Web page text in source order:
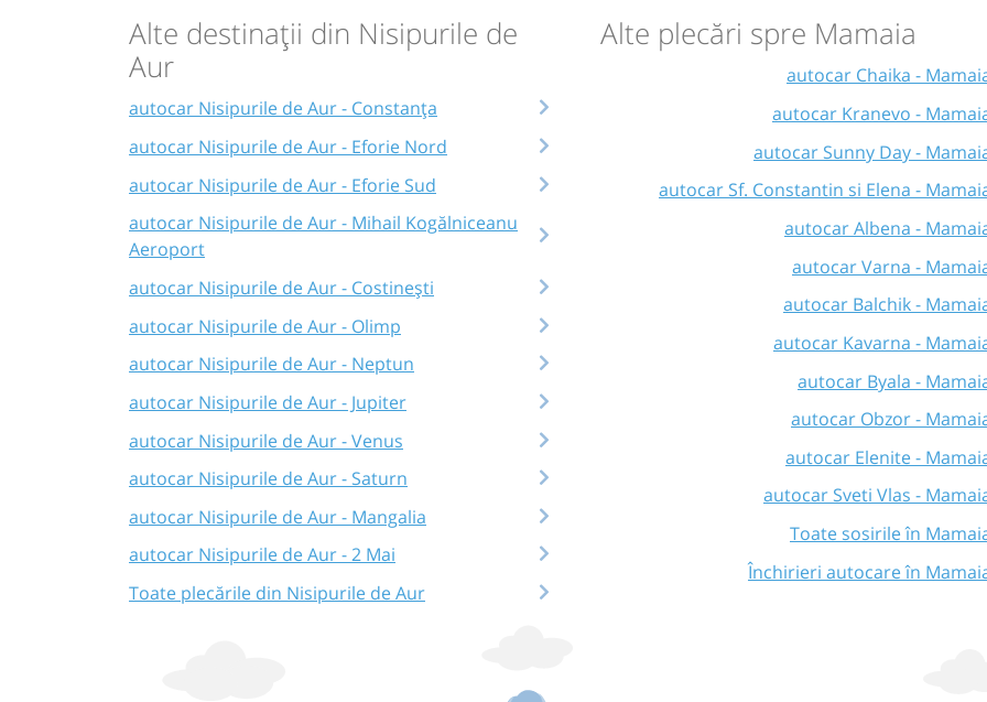
Alte destinații din Nisipurile de
Aur
autocar Nisipurile de Aur - Constanța
autocar Nisipurile de Aur - Eforie Nord
autocar Nisipurile de Aur - Eforie Sud
autocar Nisipurile de Aur - Mihail Kogălniceanu
Aeroport
autocar Nisipurile de Aur - Costinești
autocar Nisipurile de Aur - Olimp
autocar Nisipurile de Aur - Neptun
autocar Nisipurile de Aur - Jupiter
autocar Nisipurile de Aur - Venus
autocar Nisipurile de Aur - Saturn
autocar Nisipurile de Aur - Mangalia
autocar Nisipurile de Aur - 2 Mai
Toate plecările din Nisipurile de Aur
Alte plecări spre Mamaia
autocar Chaika -
autocar Kranevo -
autocar Sunny Day -
autocar Sf. Constantin si Elena -
autocar Albena -
autocar Varna -
autocar Balchik -
autocar Kavarna -
autocar Byala -
autocar Obzor -
autocar Elenite -
autocar Sveti Vlas -
Toate sosirile în
Închirieri autocare în